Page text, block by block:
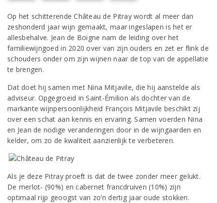
Op het schitterende Château de Pitray wordt al meer dan
zeshonderd jaar wijn gemaakt, maar ingeslapen is het er
allesbehalve. Jean de Boigne nam de leiding over het
familiewijngoed in 2020 over van zijn ouders en zet er flink de
schouders onder om zijn wijnen naar de top van de appellatie
te brengen.
Dat doet hij samen met Nina Mitjavile, die hij aanstelde als
adviseur. Opgegroeid in Saint-Émilion als dochter van de
markante wijnpersoonlijkheid François Mitjavile beschikt zij
over een schat aan kennis en ervaring. Samen voerden Nina
en Jean de nodige veranderingen door in de wijngaarden en
kelder, om zo de kwaliteit aanzienlijk te verbeteren.
Als je deze Pitray proeft is dat de twee zonder meer gelukt.
De merlot- (90%) en cabernet francdruiven (10%) zijn
optimaal rijp geoogst van zo’n dertig jaar oude stokken.